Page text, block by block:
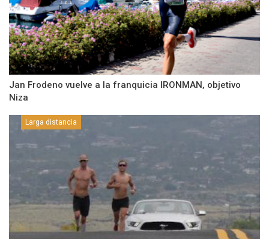
Jan Frodeno vuelve a la franquicia IRONMAN, objetivo
Niza
Larga distancia